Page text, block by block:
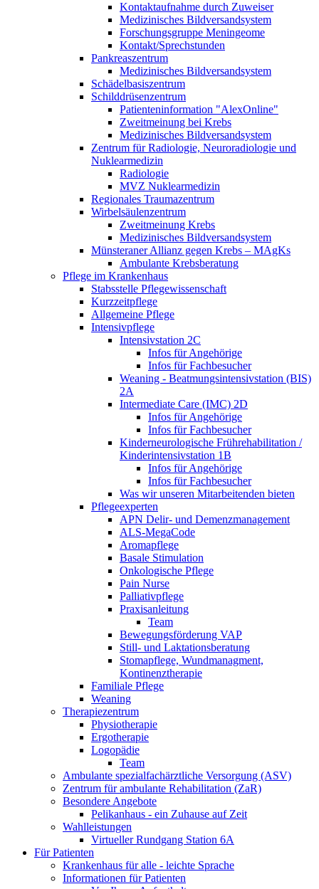
Kontaktaufnahme durch Zuweiser
Medizinisches Bildversandsystem
Forschungsgruppe Meningeome
Kontakt/Sprechstunden
Pankreaszentrum
Medizinisches Bildversandsystem
Schädelbasiszentrum
Schilddrüsenzentrum
Patienteninformation "AlexOnline"
Zweitmeinung bei Krebs
Medizinisches Bildversandsystem
Zentrum für Radiologie, Neuroradiologie und
Nuklearmedizin
Radiologie
MVZ Nuklearmedizin
Regionales Traumazentrum
Wirbelsäulenzentrum
Zweitmeinung Krebs
Medizinisches Bildversandsystem
Münsteraner Allianz gegen Krebs – MAgKs
Ambulante Krebsberatung
Pflege im Krankenhaus
Stabsstelle Pflegewissenschaft
Kurzzeitpflege
Allgemeine Pflege
Intensivpflege
Intensivstation 2C
Infos für Angehörige
Infos für Fachbesucher
Weaning - Beatmungsintensivstation (BIS)
2A
Intermediate Care (IMC) 2D
Infos für Angehörige
Infos für Fachbesucher
Kinderneurologische Frührehabilitation /
Kinderintensivstation 1B
Infos für Angehörige
Infos für Fachbesucher
Was wir unseren Mitarbeitenden bieten
Pflegeexperten
APN Delir- und Demenzmanagement
ALS-MegaCode
Aromapflege
Basale Stimulation
Onkologische Pflege
Pain Nurse
Palliativpflege
Praxisanleitung
Team
Bewegungsförderung VAP
Still- und Laktationsberatung
Stomapflege, Wundmanagment,
Kontinenztherapie
Familiale Pflege
Weaning
Therapiezentrum
Physiotherapie
Ergotherapie
Logopädie
Team
Ambulante spezialfachärztliche Versorgung (ASV)
Zentrum für ambulante Rehabilitation (ZaR)
Besondere Angebote
Pelikanhaus - ein Zuhause auf Zeit
Wahlleistungen
Virtueller Rundgang Station 6A
Für Patienten
Krankenhaus für alle - leichte Sprache
Informationen für Patienten